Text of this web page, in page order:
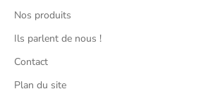
Nos produits
Ils parlent de nous !
Contact
Plan du site